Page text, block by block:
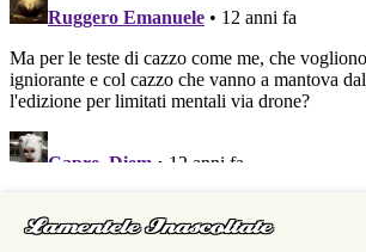
Lamentele Inascoltate